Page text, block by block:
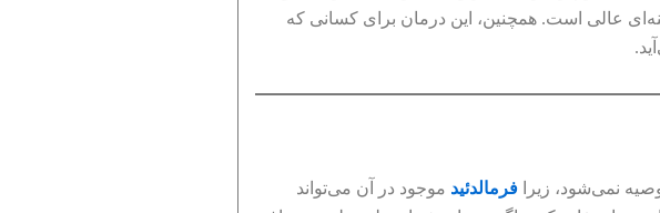
عالی است. همچنین، این درمان برای کسانی که
نمی‌شود، زیرا فرمالدئید موجود در آن می‌تواند